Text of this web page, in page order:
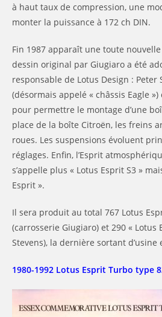
à haut taux de compression, une
monter la puissance à 172 ch DIN.
Fin 1987 apparaît une toute
dessin original par Giugiaro a été
responsable de Lotus Design : Peter
(désormais appelé « châssis Eagle
pour permettre le montage d’une
place de la boîte Citroën, les freins
roues. Les suspensions évoluent
réglages. Enfin, l’Esprit
s’appelle plus « Lotus Esprit S3 »
Esprit ».
Il sera produit au total 767 Lotus
(carrosserie Giugiaro) et 290 « Lotus
Stevens), la dernière sortant d’usine
1980-1992 Lotus Esprit Turbo type